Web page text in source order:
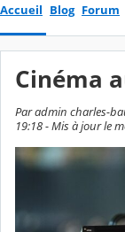
Accueil Blog Forum
Cinéma
Par admin charles-
19:18 - Mis à jour le